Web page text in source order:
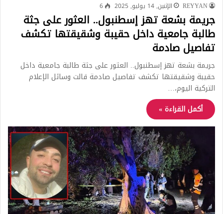
REYYAN الإثنين, 14 يوليو, 2025 6
جريمة بشعة تهز إسطنبول.. العثور على جثة
طالبة جامعية داخل حقيبة وشقيقتها تكشف
تفاصيل صادمة
جريمة بشعة تهز إسطنبول.. العثور على جثة طالبة جامعية داخل
حقيبة وشقيقتها تكشف تفاصيل صادمة قالت وسائل الإعلام
التركية اليوم،…
أكمل القراءة »